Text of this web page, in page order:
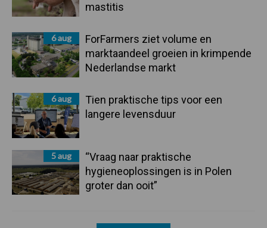
mastitis
6 aug
ForFarmers ziet volume en
marktaandeel groeien in krimpende
Nederlandse markt
6 aug
Tien praktische tips voor een
langere levensduur
5 aug
“Vraag naar praktische
hygieneoplossingen is in Polen
groter dan ooit”